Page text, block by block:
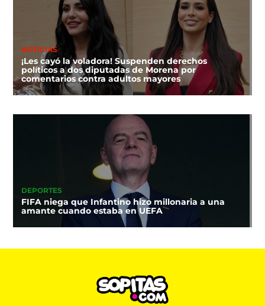
NOTICIAS
¡Les cayó la voladora! Suspenden derechos
políticos a dos diputadas de Morena por
comentarios contra adultos mayores
DEPORTES
FIFA niega que Infantino hizo millonaria a una
amante cuando estaba en UEFA